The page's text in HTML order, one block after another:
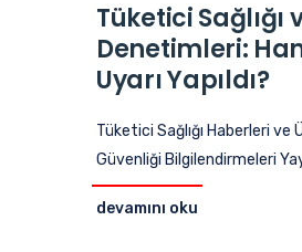
Tüketici Sağlığı
Denetimleri:
Uyarı Yapıldı?
Tüketici Sağlığı Haberleri ve
Güvenliği Bilgilendirmeleri
devamını oku